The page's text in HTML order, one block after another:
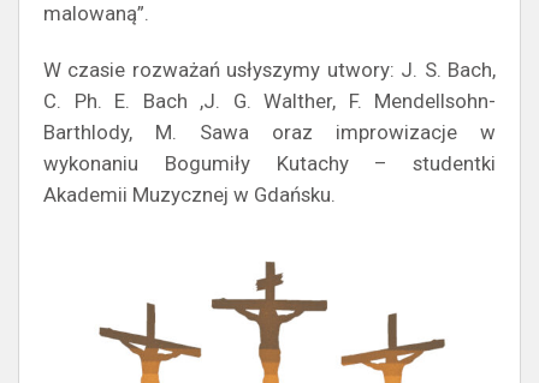
malowaną”.
W czasie rozważań usłyszymy utwory: J. S. Bach,
C. Ph. E. Bach ,J. G. Walther, F. Mendellsohn-
Barthlody, M. Sawa oraz improwizacje w
wykonaniu Bogumiły Kutachy – studentki
Akademii Muzycznej w Gdańsku.